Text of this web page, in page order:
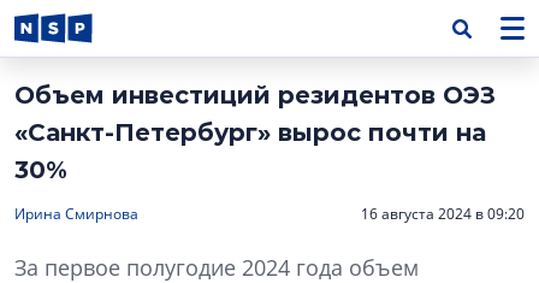
Объем инвестиций резидентов ОЭЗ
«Санкт-Петербург» вырос почти на
30%
Ирина Смирнова 16 августа 2024 в 09:20
За первое полугодие 2024 года объем